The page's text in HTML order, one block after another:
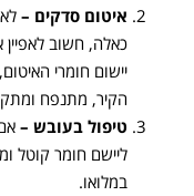
איטום סדקים –
כאלה, חשוב
יישום חומרי
הקיר, מתנפח
טיפול בעובש –
ליישם חומר קוטל
במלואו.